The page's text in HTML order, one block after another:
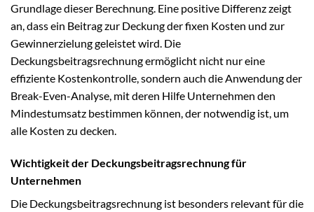
Grundlage dieser Berechnung. Eine positive Differenz zeigt
an, dass ein Beitrag zur Deckung der fixen Kosten und zur
Gewinnerzielung geleistet wird. Die
Deckungsbeitragsrechnung ermöglicht nicht nur eine
effiziente Kostenkontrolle, sondern auch die Anwendung der
Break-Even-Analyse, mit deren Hilfe Unternehmen den
Mindestumsatz bestimmen können, der notwendig ist, um
alle Kosten zu decken.
Wichtigkeit der Deckungsbeitragsrechnung für
Unternehmen
Die Deckungsbeitragsrechnung ist besonders relevant für die